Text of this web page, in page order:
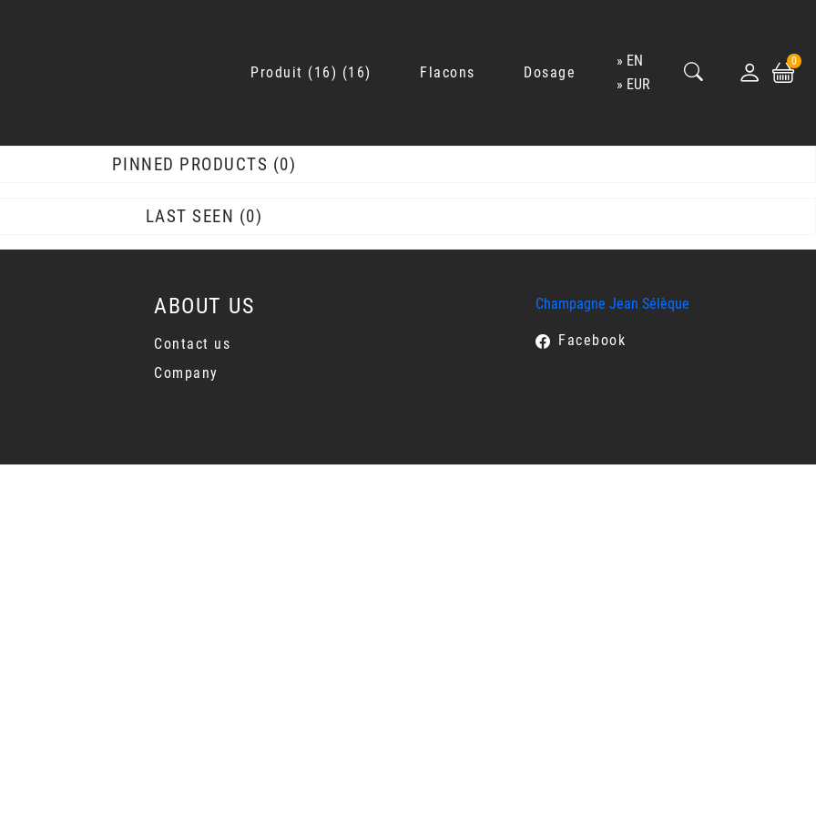
Produit 16 16 Flacons Dosage
EN
EUR
0
PINNED PRODUCTS 0
LAST SEEN 0
ABOUT US
Contact us
Company
Champagne Jean Sélèque
Facebook